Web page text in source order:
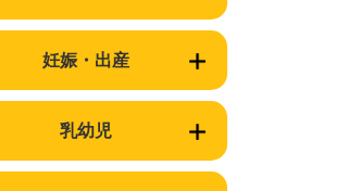
妊娠・出産
乳幼児